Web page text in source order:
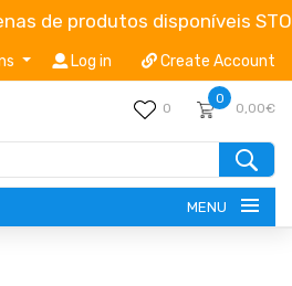
de produtos disponíveis
Log in Create Account
0
0
0,00€
MENU